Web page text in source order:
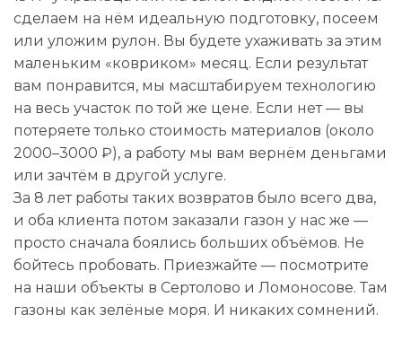
сделаем на нём идеальную подготовку, посеем
или уложим рулон. Вы будете ухаживать за этим
маленьким «ковриком» месяц. Если результат
вам понравится, мы масштабируем технологию
на весь участок по той же цене. Если нет — вы
потеряете только стоимость материалов (около
2000–3000 ₽), а работу мы вам вернём деньгами
или зачтём в другой услуге.
За 8 лет работы таких возвратов было всего два,
и оба клиента потом заказали газон у нас же —
просто сначала боялись больших объёмов. Не
бойтесь пробовать. Приезжайте — посмотрите
на наши объекты в Сертолово и Ломоносове. Там
газоны как зелёные моря. И никаких сомнений.